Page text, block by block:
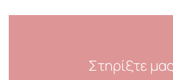
Στηρίξτε μας